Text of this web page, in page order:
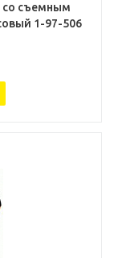
со съемным
1-97-506